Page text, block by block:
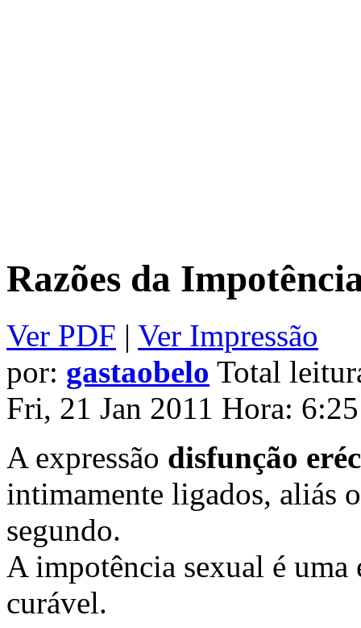
Razões da
Ver PDF | Ver Impressão
por: gastaobelo Total
Fri, 21 Jan 2011 Hora:
A expressão disfunção
intimamente ligados, aliás
segundo.
A impotência sexual é
curável.